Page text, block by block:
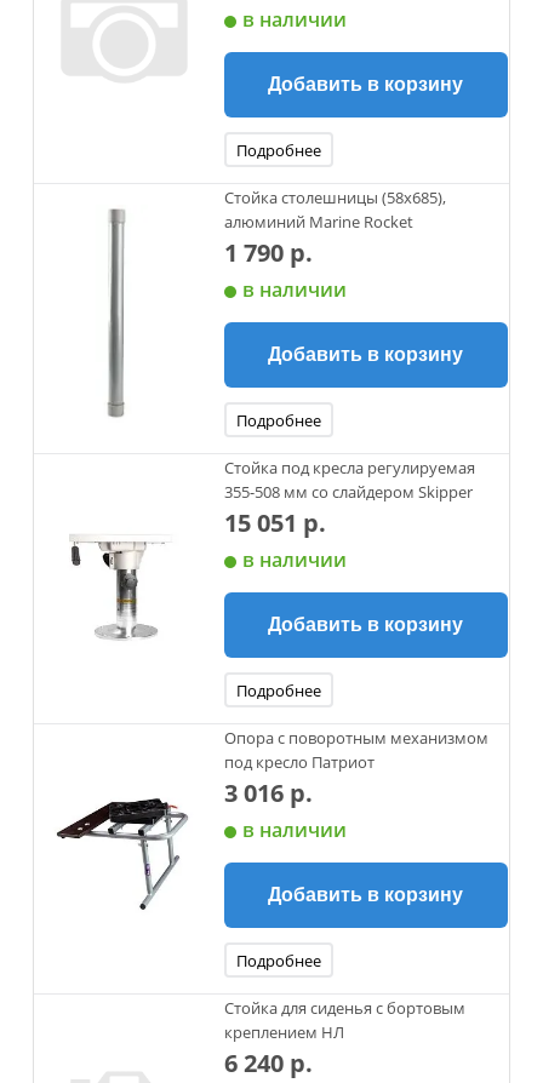
в наличии
Добавить в корзину
Подробнее
Стойка столешницы (58x685),
алюминий Marine Rocket
1 790 р.
в наличии
Добавить в корзину
Подробнее
Стойка под кресла регулируемая
355-508 мм со слайдером Skipper
15 051 р.
в наличии
Добавить в корзину
Подробнее
Опора с поворотным механизмом
под кресло Патриот
3 016 р.
в наличии
Добавить в корзину
Подробнее
Стойка для сиденья с бортовым
креплением НЛ
6 240 р.